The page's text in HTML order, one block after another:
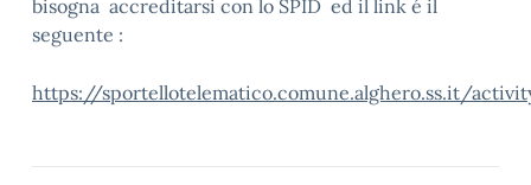
bisogna accreditarsi con lo SPID ed il link é il
seguente :
https://sportellotelematico.comune.alghero.ss.it/